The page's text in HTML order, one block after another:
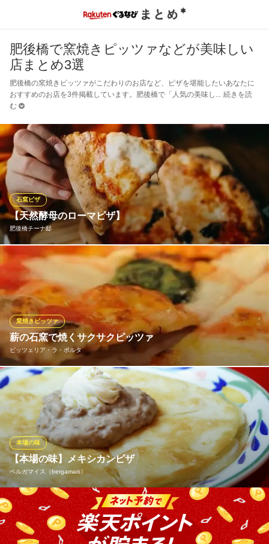
肥後橋で窯焼きピッツァなどが美味しい
店まとめ3選
肥後橋の窯焼きピッツァがこだわりのお店など、ピザを堪能したいあなたに
おすすめのお店を3件掲載しています。肥後橋で「人気の美味し
続きを読
む
【天然酵母のローマピザ】
肥後橋チーナ邸
石窯ピザ
天然酵母で作るピザは、甘味と風味が増し、外はサクッと中はも
っちりになります！ですが、自然の酵母は配合バランスが非常に
難しく、美味しいピザを作りたい気持ちで試行錯誤し10年！つい
に最高のピザ生地にたどり着きました！北海道産高級小麦粉を5種
ブレンド・イタリアの甘塩・秋田の天然酵母。是非お召し上がり
ください
肥後橋チーナ邸
イタリアン
大阪メトロ四つ橋線肥後橋駅 徒歩6分
大阪府大阪市西区京町堀1-16-28
薪の石窯で焼くサクサクピッツァ
ピッツェリア・ラ・ポルタ
窯焼きピッツァ
ラポルタの自慢は、薪の石窯で焼く、国産小麦粉１００％のサク
サクピッツァ！ ナポリピッツァもっちりした食感ではなく、さっ
くりした軽い生地、小麦粉の香りが魅力です！ こだわりの北海道
産小麦粉の魅力を引き出すために、ピッツァ職人が一枚づつ丁寧
に焼き上げています！！
ピッツェリア・ラ・ポルタ
イタリアンレストラン
地下鉄四ツ橋線肥後橋駅7番出口 徒歩1分
大阪府大阪市西区江戸堀1-9-1 肥後橋センタービルB1
【本場の味】メキシカンピザ
ベルガマイス（bergamais）
本場の味
タコスももちろん美味しいですが、当店では 本場メキシカンピザ
もご用意しています！！ アツアツのうちに、テキーラと共にお楽
しみ下さい！